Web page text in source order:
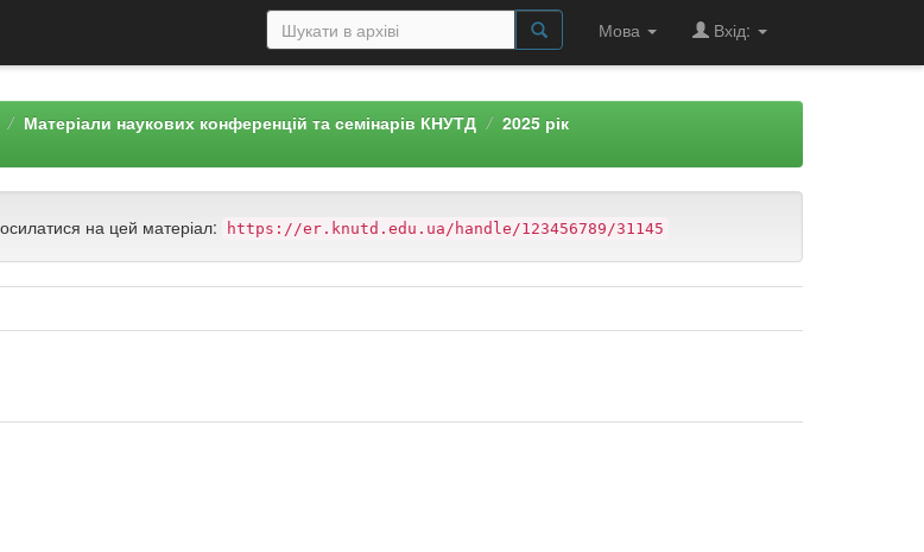
Мова Вхід:
Матеріали наукових конференцій та семінарів КНУТД
2025 рік
на цей матеріал: https://er.knutd.edu.ua/handle/123456789/31145